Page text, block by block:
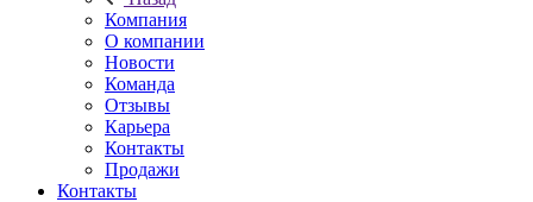
Компания
О компании
Новости
Команда
Отзывы
Карьера
Контакты
Продажи
Контакты